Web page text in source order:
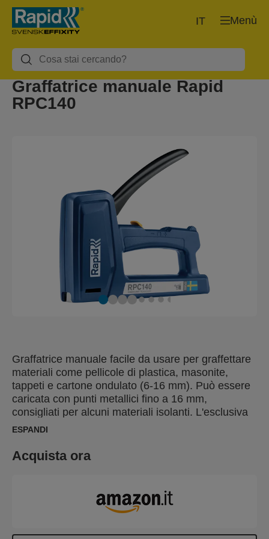
Menù
IT
Graffatrice manuale Rapid
RPC140
Graffatrice manuale facile da usare per graffettare
materiali come pellicole di plastica, masonite,
tappeti e cartone ondulato (6-16 mm). Può essere
caricata con punti metallici fino a 16 mm,
consigliati per alcuni materiali isolanti. L'esclusiva
tecnologia Powercurve¬Æ di Rapid riduce fino al
rende La RPC140 lo strumento giusto per qualsiasi
attività: comodo, veloce e facile da usare rispetto
forza a 2 posizioni consente di ottimizzare la
potenza di sparo in base alla lunghezza del punto
graffetta a filo piatto assicura che il materiale sia
ESPANDI
Acquista ora